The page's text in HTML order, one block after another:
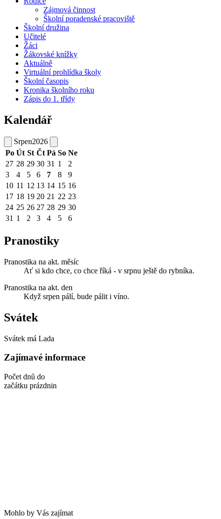
Zájmová činnost
Školní poradenské pracoviště
Školní družina
Učitelé
Žáci
Žákovské knížky
Aktuálně
Virtuální prohlídka školy
Školní časopis
Kronika školního roku
Zápis do 1. třídy
Kalendář
Srpen2026
Po Út St Čt Pá So Ne
27 28 29 30 31 1
2
3
4 5 6 7 8
9
10 11 12 13 14 15 16
17 18 19 20 21 22 23
24 25 26 27 28 29 30
31 1 2 3 4 5 6
Pranostiky
Pranostika na akt. měsíc
Ať si kdo chce, co chce říká - v srpnu ještě do rybníka.
Pranostika na akt. den
Když srpen pálí, bude pálit i víno.
Svátek
Svátek má Lada
Zajímavé informace
Počet dnů do
začátku prázdnin
Mohlo by Vás zajímat